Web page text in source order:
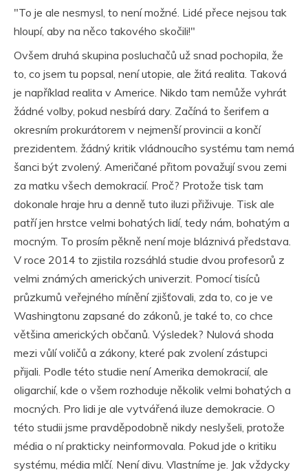
"To je ale nesmysl, to není možné. Lidé přece nejsou tak
hloupí, aby na něco takového skočili!"
Ovšem druhá skupina posluchačů už snad pochopila, že
to, co jsem tu popsal, není utopie, ale žitá realita. Taková
je například realita v Americe. Nikdo tam nemůže vyhrát
žádné volby, pokud nesbírá dary. Začíná to šerifem a
okresním prokurátorem v nejmenší provincii a končí
prezidentem. žádný kritik vládnoucího systému tam nemá
šanci být zvolený. Američané přitom považují svou zemi
za matku všech demokracií. Proč? Protože tisk tam
dokonale hraje hru a denně tuto iluzi přiživuje. Tisk ale
patří jen hrstce velmi bohatých lidí, tedy nám, bohatým a
mocným. To prosím pěkně není moje bláznivá představa.
V roce 2014 to zjistila rozsáhlá studie dvou profesorů z
velmi známých amerických univerzit. Pomocí tisíců
průzkumů veřejného mínění zjišťovali, zda to, co je ve
Washingtonu zapsané do zákonů, je také to, co chce
většina amerických občanů. Výsledek? Nulová shoda
mezi vůlí voličů a zákony, které pak zvolení zástupci
přijali. Podle této studie není Amerika demokracií, ale
oligarchií, kde o všem rozhoduje několik velmi bohatých a
mocných. Pro lidi je ale vytvářená iluze demokracie. O
této studii jsme pravděpodobně nikdy neslyšeli, protože
média o ní prakticky neinformovala. Pokud jde o kritiku
systému, média mlčí. Není divu. Vlastníme je. Jak vždycky